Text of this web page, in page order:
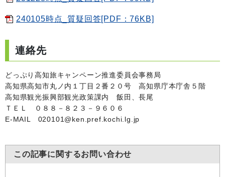
240105時点_質疑回答[PDF：76KB]
連絡先
どっぷり高知旅キャンペーン推進委員会事務局
高知県高知市丸ノ内１丁目２番２０号 高知県庁本庁舎５階
高知県観光振興部観光政策課内 飯田、長尾
ＴＥＬ ０８８－８２３－９６０６
E-MAIL 020101@ken.pref.kochi.lg.jp
この記事に関するお問い合わせ